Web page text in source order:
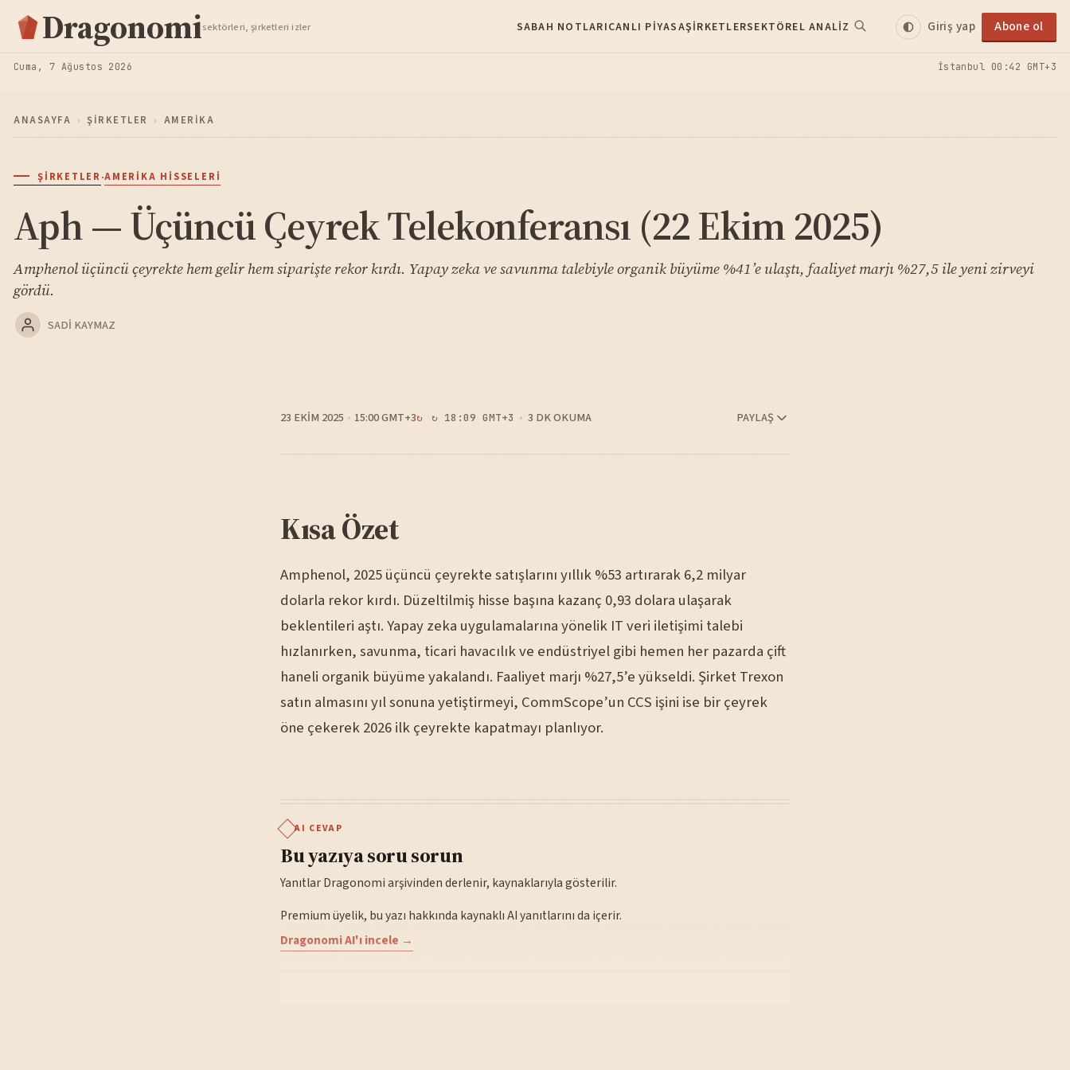
Dragonomisektörleri, şirketleri izler SABAH NOTLARICANLI PIYASAŞIRKETLERSEKTÖREL ANALIZ Giriş yap Abone ol
Cuma, 7 Ağustos 2026 İstanbul 00:42 GMT+3
ANASAYFA › ŞIRKETLER › AMERIKA
ŞIRKETLER·AMERIKA HISSELERI
Aph — Üçüncü Çeyrek Telekonferansı (22 Ekim 2025)
Amphenol üçüncü çeyrekte hem gelir hem siparişte rekor kırdı. Yapay zeka ve savunma talebiyle organik büyüme %41’e ulaştı, faaliyet marjı %27,5 ile yeni zirveyi
gördü.
SADI KAYMAZ
23 EKIM 2025 15:00 GMT+3 ↻ 18:09 GMT+3 3 DK OKUMA PAYLAŞ
Kısa Özet
Amphenol, 2025 üçüncü çeyrekte satışlarını yıllık %53 artırarak 6,2 milyar
dolarla rekor kırdı. Düzeltilmiş hisse başına kazanç 0,93 dolara ulaşarak
beklentileri aştı. Yapay zeka uygulamalarına yönelik IT veri iletişimi talebi
hızlanırken, savunma, ticari havacılık ve endüstriyel gibi hemen her pazarda çift
haneli organik büyüme yakalandı. Faaliyet marjı %27,5’e yükseldi. Şirket Trexon
satın almasını yıl sonuna yetiştirmeyi, CommScope’un CCS işini ise bir çeyrek
öne çekerek 2026 ilk çeyrekte kapatmayı planlıyor.
AI CEVAP
Bu yazıya soru sorun
Yanıtlar Dragonomi arşivinden derlenir, kaynaklarıyla gösterilir.
Premium üyelik, bu yazı hakkında kaynaklı AI yanıtlarını da içerir.
Dragonomi AI'ı incele →